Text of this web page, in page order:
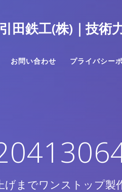
田鉄工(株)｜技術
お問い合わせ プライバシー
げまでワンストップ製